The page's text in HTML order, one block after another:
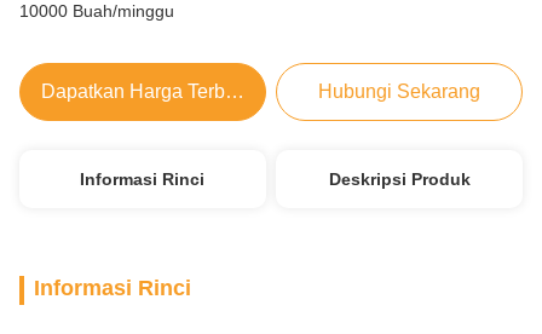
10000 Buah/minggu
Dapatkan Harga Terbaik Hubungi Sekarang
Informasi Rinci Deskripsi Produk
Informasi Rinci